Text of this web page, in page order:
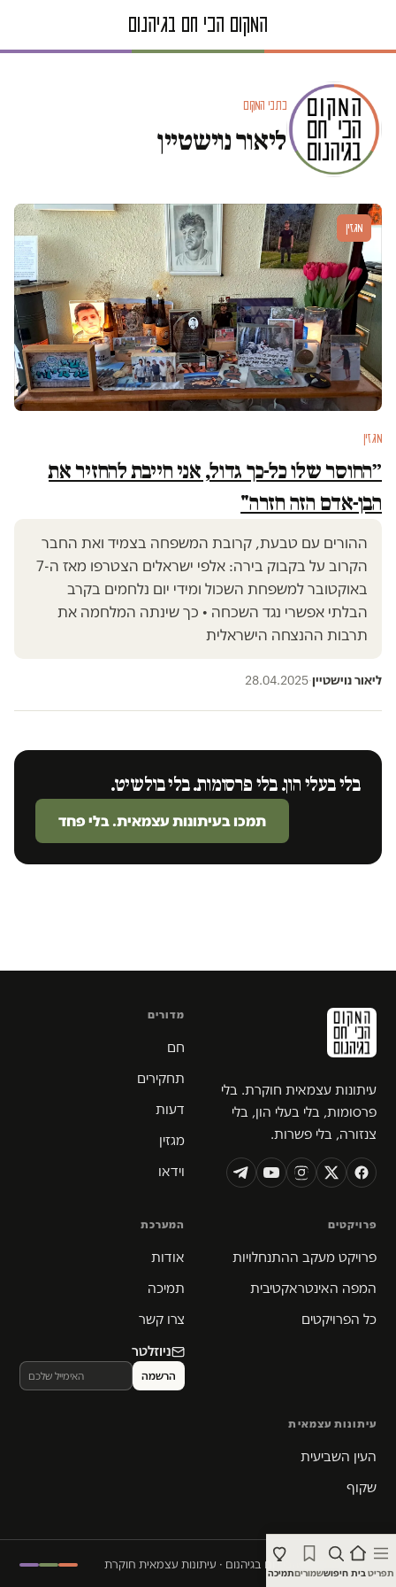
תפריטבית חיפוששמוריםתמיכה
כתבי המקום
ליאור נוישטיין
מגזין
מגזין
״החוסר שלו כל-כך גדול, אני חייבת להחזיר את
הבן-אדם הזה חזרה"
ההורים עם טבעת, קרובת המשפחה בצמיד ואת החבר
הקרוב על בקבוק בירה: אלפי ישראלים הצטרפו מאז ה-7
באוקטובר למשפחת השכול ומידי יום נלחמים בקרב
הבלתי אפשרי נגד השכחה • כך שינתה המלחמה את
תרבות ההנצחה הישראלית
ליאור נוישטיין·
28.04.2025
בלי בעלי הון. בלי פרסומות. בלי בולשיט.
תמכו בעיתונות עצמאית. בלי פחד
עיתונות עצמאית חוקרת. בלי
פרסומות, בלי בעלי הון, בלי
צנזורה, בלי פשרות.
מדורים
חם
תחקירים
דעות
מגזין
וידאו
פרויקטים
פרויקט מעקב ההתנחלויות
המפה האינטראקטיבית
כל הפרויקטים
המערכת
אודות
תמיכה
צרו קשר
ניוזלטר
עיתונות עצמאית
העין השביעית
שקוף
© 2026 המקום הכי חם בגיהנום · עיתונות עצמאית חוקרת